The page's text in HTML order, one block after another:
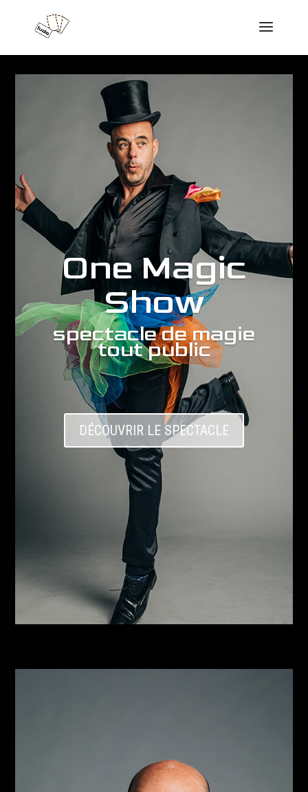
One Magic
Show
spectacle de magie
tout public
DÉCOUVRIR LE SPECTACLE